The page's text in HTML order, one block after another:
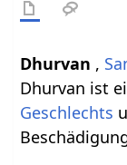
Dhurvan ,
Dhurvan ist
Geschlechts